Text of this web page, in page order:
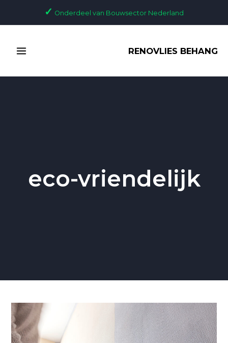
✓ Onderdeel van Bouwsector Nederland
MENU
RENOVLIES BEHANG
eco-vriendelijk
Renovlies
Behang
Milieuvriendelijk: